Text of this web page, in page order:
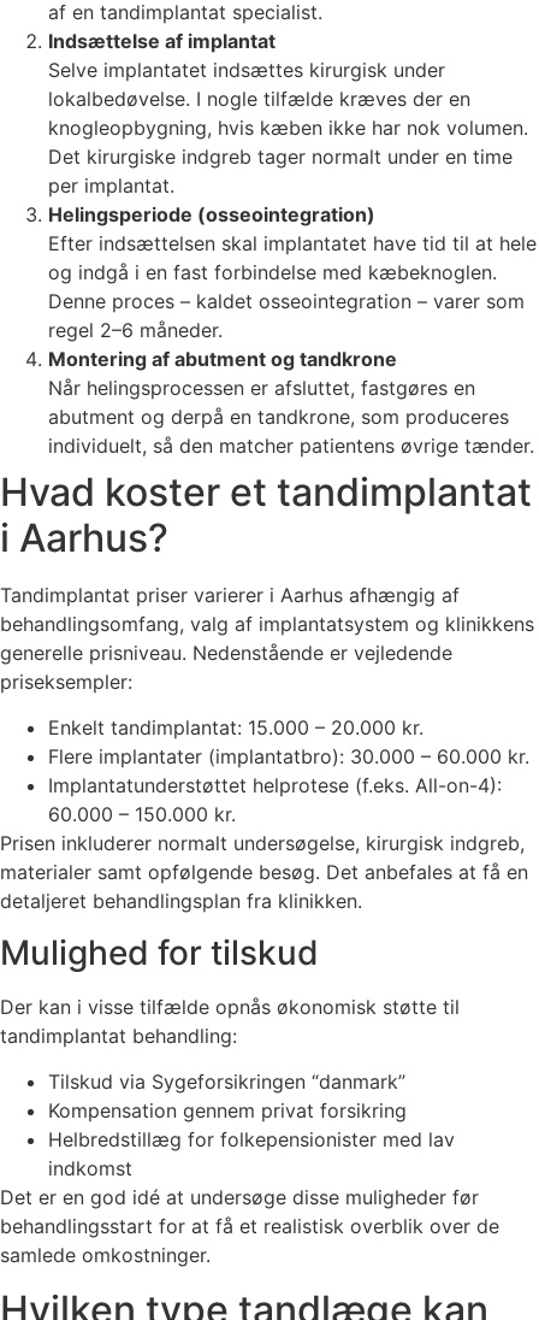
af en tandimplantat specialist.
Indsættelse af implantat
Selve implantatet indsættes kirurgisk under
lokalbedøvelse. I nogle tilfælde kræves der en
knogleopbygning, hvis kæben ikke har nok volumen.
Det kirurgiske indgreb tager normalt under en time
per implantat.
Helingsperiode (osseointegration)
Efter indsættelsen skal implantatet have tid til at hele
og indgå i en fast forbindelse med kæbeknoglen.
Denne proces – kaldet osseointegration – varer som
regel 2–6 måneder.
Montering af abutment og tandkrone
Når helingsprocessen er afsluttet, fastgøres en
abutment og derpå en tandkrone, som produceres
individuelt, så den matcher patientens øvrige tænder.
Hvad koster et tandimplantat
i Aarhus?
Tandimplantat priser varierer i Aarhus afhængig af
behandlingsomfang, valg af implantatsystem og klinikkens
generelle prisniveau. Nedenstående er vejledende
priseksempler:
Enkelt tandimplantat: 15.000 – 20.000 kr.
Flere implantater (implantatbro): 30.000 – 60.000 kr.
Implantatunderstøttet helprotese (f.eks. All-on-4):
60.000 – 150.000 kr.
Prisen inkluderer normalt undersøgelse, kirurgisk indgreb,
materialer samt opfølgende besøg. Det anbefales at få en
detaljeret behandlingsplan fra klinikken.
Mulighed for tilskud
Der kan i visse tilfælde opnås økonomisk støtte til
tandimplantat behandling:
Tilskud via Sygeforsikringen “danmark”
Kompensation gennem privat forsikring
Helbredstillæg for folkepensionister med lav
indkomst
Det er en god idé at undersøge disse muligheder før
behandlingsstart for at få et realistisk overblik over de
samlede omkostninger.
Hvilken type tandlæge kan